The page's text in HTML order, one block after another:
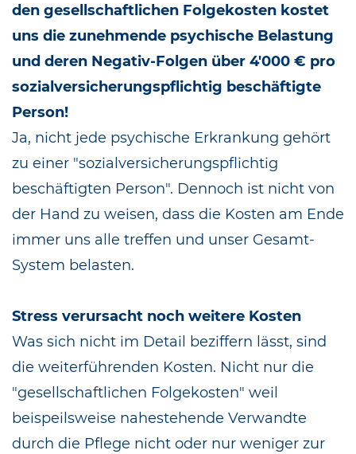
den gesellschaftlichen Folgekosten kostet
uns die zunehmende psychische Belastung
und deren Negativ-Folgen über 4'000 € pro
sozialversicherungspflichtig beschäftigte
Person!
Ja, nicht jede psychische Erkrankung gehört
zu einer "sozialversicherungspflichtig
beschäftigten Person". Dennoch ist nicht von
der Hand zu weisen, dass die Kosten am Ende
immer uns alle treffen und unser Gesamt-
System belasten.
Stress verursacht noch weitere Kosten
Was sich nicht im Detail beziffern lässt, sind
die weiterführenden Kosten. Nicht nur die
"gesellschaftlichen Folgekosten" weil
beispeilsweise nahestehende Verwandte
durch die Pflege nicht oder nur weniger zur